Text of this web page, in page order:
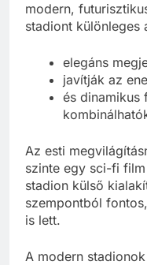
modern,
stadiont különleges
elegáns
javítják az
és dinamikus
Az esti
szinte egy sci-fi
stadion külső
szempontból
is lett.
A modern